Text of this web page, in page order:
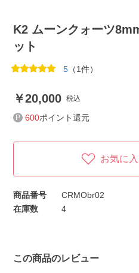
K2 ムーンクォーツ
ット
5 （1件）
20,000 税込
600ポイント還元
お気に
商品番号
CRMObr02
在庫数
4
この商品のレビュー